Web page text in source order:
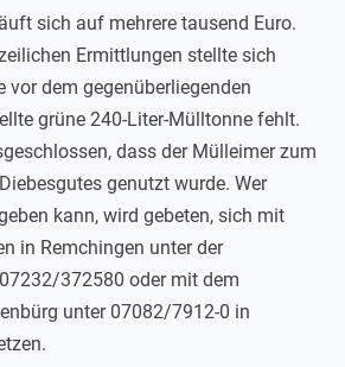
sich auf mehrere tausend Euro.
Ermittlungen stellte sich
vor dem gegenüberliegenden
grüne 240-Liter-Mülltonne fehlt.
dass der Mülleimer zum
genutzt wurde. Wer
kann, wird gebeten, sich mit
in Remchingen unter der
372580 oder mit dem
unter 07082/7912-0 in